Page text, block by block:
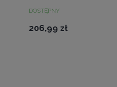
DOSTĘPNY
206,99 zł